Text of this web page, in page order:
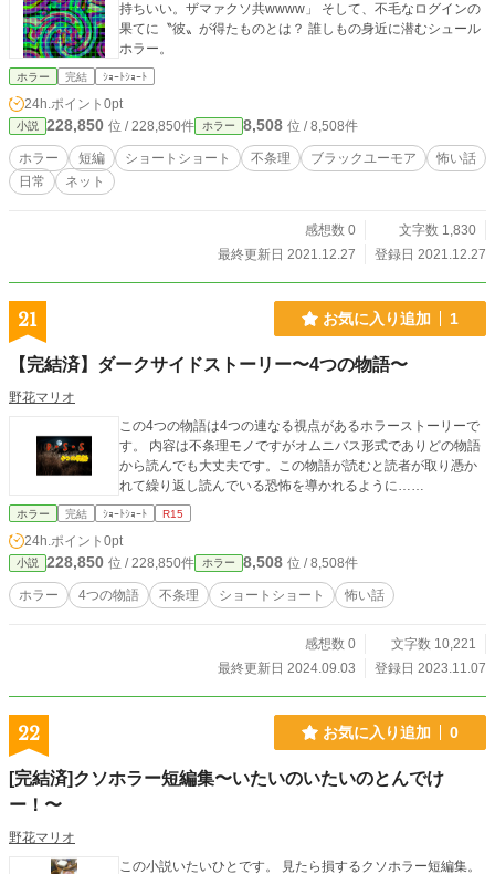
持ちいい。ザマァクソ共wwww」 そして、不毛なログインの
果てに〝彼〟が得たものとは？ 誰しもの身近に潜むシュール
ホラー。
ホラー 完結 ｼｮｰﾄｼｮｰﾄ
24h.ポイント 0pt
小説 228,850 位 / 228,850件 ホラー 8,508 位 / 8,508件
ホラー 短編 ショートショート 不条理 ブラックユーモア
怖い話
日常
ネット
感想数 0
文字数 1,830
最終更新日 2021.12.27
登録日 2021.12.27
21 お気に入り追加 1
【完結済】ダークサイドストーリー〜4つの物語〜
野花マリオ
この4つの物語は4つの連なる視点があるホラーストーリーで
す。 内容は不条理モノですがオムニバス形式でありどの物語
から読んでも大丈夫です。この物語が読むと読者が取り憑か
れて繰り返し読んでいる恐怖を導かれるように……
ホラー 完結 ｼｮｰﾄｼｮｰﾄ R15
24h.ポイント 0pt
小説 228,850 位 / 228,850件 ホラー 8,508 位 / 8,508件
ホラー 4つの物語 不条理 ショートショート 怖い話
感想数 0
文字数 10,221
最終更新日 2024.09.03
登録日 2023.11.07
22 お気に入り追加 0
[完結済]クソホラー短編集〜いたいのいたいのとんでけ
ー！〜
野花マリオ
この小説いたいひとです。 見たら損するクソホラー短編集。